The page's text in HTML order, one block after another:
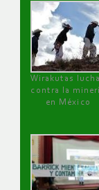
Wirakutas
contra la
en México